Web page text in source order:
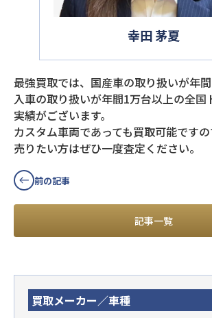
幸田 茅夏
最強買取では、国産車の取り扱いが年
入車の取り扱いが年間1万台以上の全国
実績がございます。
カスタム車両であっても買取可能です
売りたい方はぜひ一度査定ください。
前の記事
記事一覧
買取メーカー／車種